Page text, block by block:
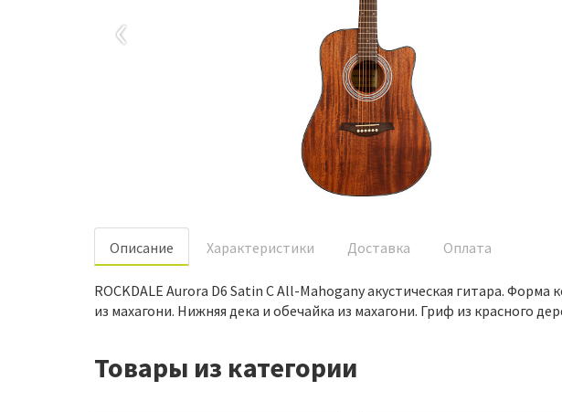
‹
Oписание Характеристики Доставка Оплата
ROCKDALE Aurora D6 Satin C All-Mahogany акустическая гитара.
из махагони. Нижняя дека и обечайка из махагони. Гриф из красного
Товары из категории